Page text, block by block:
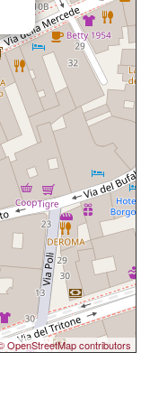
OpenStreetMap contributors